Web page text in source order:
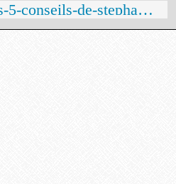
https://www.regal.fr/actus/confiture-les-5-conseils-de-stephan-perrotte-10341